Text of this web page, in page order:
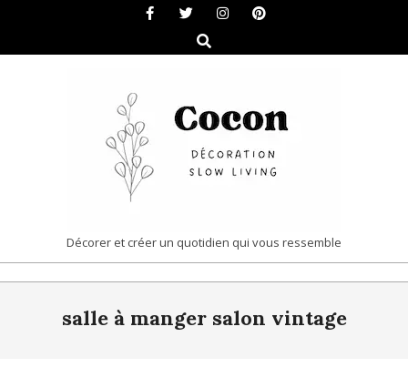
content
Search
COCON
|
DÉCORATION
Décorer et créer un quotidien qui vous ressemble
Navigationsalle à manger salon vintage